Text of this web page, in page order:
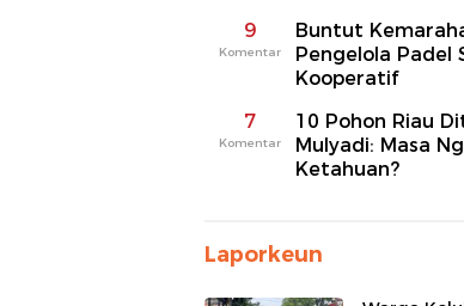
9
Komentar
Buntut
Pengelola Padel
Kooperatif
7
Komentar
10 Pohon Riau
Mulyadi: Masa
Ketahuan?
Laporkeun